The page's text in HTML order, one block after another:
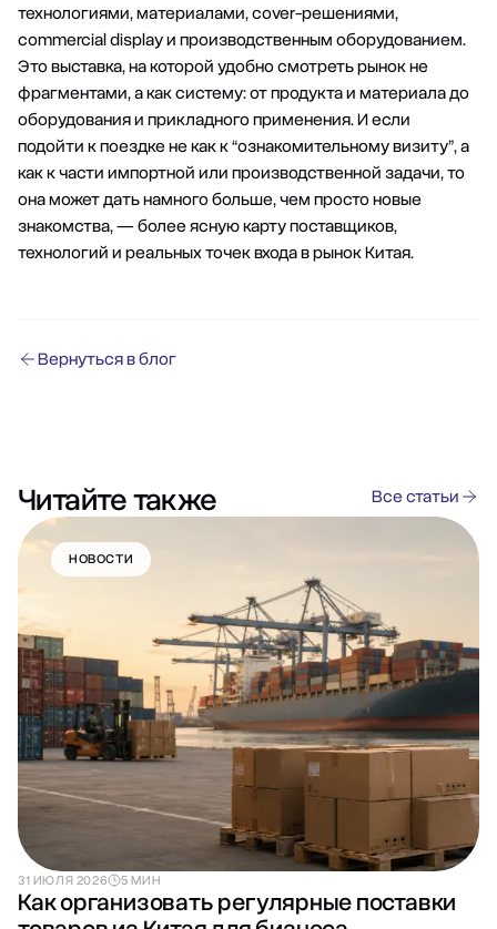
технологиями, материалами, cover-решениями,
commercial display и производственным оборудованием.
Это выставка, на которой удобно смотреть рынок не
фрагментами, а как систему: от продукта и материала до
оборудования и прикладного применения. И если
подойти к поездке не как к “ознакомительному визиту”, а
как к части импортной или производственной задачи, то
она может дать намного больше, чем просто новые
знакомства, — более ясную карту поставщиков,
технологий и реальных точек входа в рынок Китая.
Вернуться в блог
Читайте также Все статьи
НОВОСТИ
31 ИЮЛЯ 2026 5 МИН
Как организовать регулярные поставки